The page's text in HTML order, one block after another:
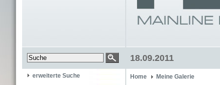
18.09.2011
erweiterte Suche Home Meine Galerie